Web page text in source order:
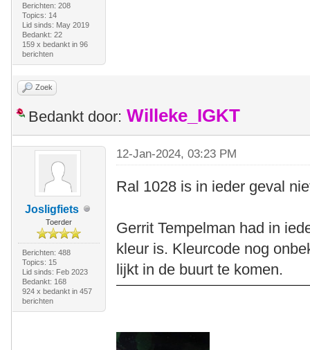
Berichten: 208
Topics: 14
Lid sinds: May 2019
Bedankt: 22
159 x bedankt in 96
berichten
Zoek
Bedankt door: Willeke_IGKT
Josligfiets
Toerder
Berichten: 488
Topics: 15
Lid sinds: Feb 2023
Bedankt: 168
924 x bedankt in 457
berichten
12-Jan-2024, 03:23 PM
Ral 1028 is in ieder geval
Gerrit Tempelman had in
kleur is. Kleurcode nog
lijkt in de buurt te komen.